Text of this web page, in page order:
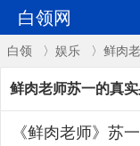
白领网
白领 〉 娱乐 〉鲜肉
鲜肉老师苏一的真
《鲜肉老师》苏